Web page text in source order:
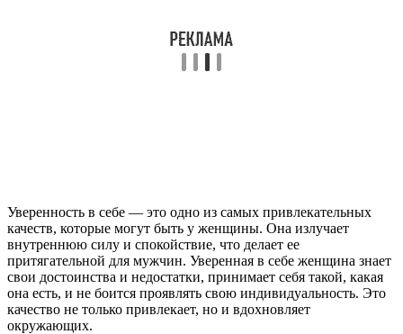
Уверенность в себе — это одно из самых привлекательных
качеств, которые могут быть у женщины. Она излучает
внутреннюю силу и спокойствие, что делает ее
притягательной для мужчин. Уверенная в себе женщина знает
свои достоинства и недостатки, принимает себя такой, какая
она есть, и не боится проявлять свою индивидуальность. Это
качество не только привлекает, но и вдохновляет
окружающих.